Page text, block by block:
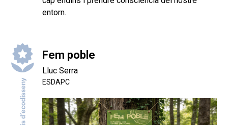
entorn.
Fem poble
Lluc Serra
ESDAPC